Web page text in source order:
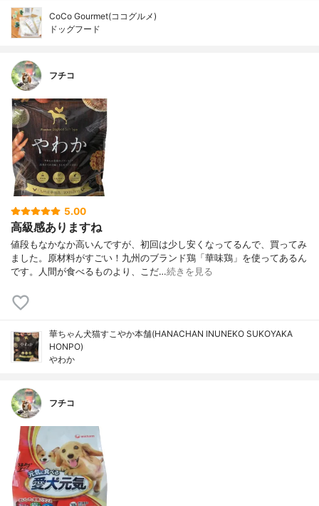
CoCo Gourmet(ココグルメ)
ドッグフード
フチコ
5.00
高級感ありますね
値段もなかなか高いんですが、初回は少し安くなってるんで、買ってみ
ました。原材料がすごい！九州のブランド鶏「華味鶏」を使ってあるん
です。人間が食べるものより、こだ…続きを見る
華ちゃん犬猫すこやか本舗(HANACHAN INUNEKO SUKOYAKA
HONPO)
やわか
フチコ